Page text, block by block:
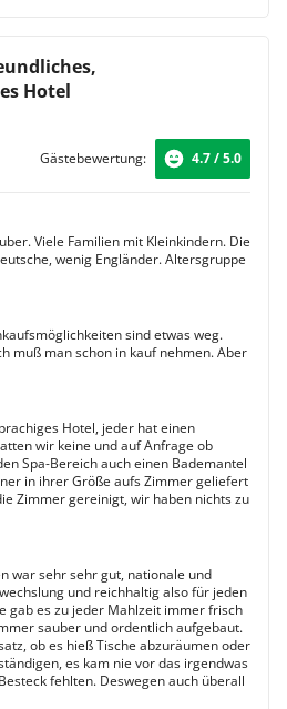
Hotel
Gästebewertung: 4.7 / 5.0
Viele Familien mit Kleinkindern. Die
wenig Engländer. Altersgruppe
sind etwas weg.
muß man schon in kauf nehmen. Aber
Hotel, jeder hat einen
wir keine und auf Anfrage ob
Spa-Bereich auch einen Bademantel
in ihrer Größe aufs Zimmer geliefert
Zimmer gereinigt, wir haben nichts zu
war sehr sehr gut, nationale und
und reichhaltig also für jeden
gab es zu jeder Mahlzeit immer frisch
sauber und ordentlich aufgebaut.
ob es hieß Tische abzuräumen oder
es kam nie vor das irgendwas
fehlten. Deswegen auch überall